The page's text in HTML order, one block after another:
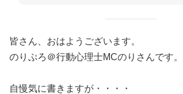
皆さん、おはようございます。
のりぷろ＠行動心理士MCのりさんです。
自慢気に書きますが・・・・